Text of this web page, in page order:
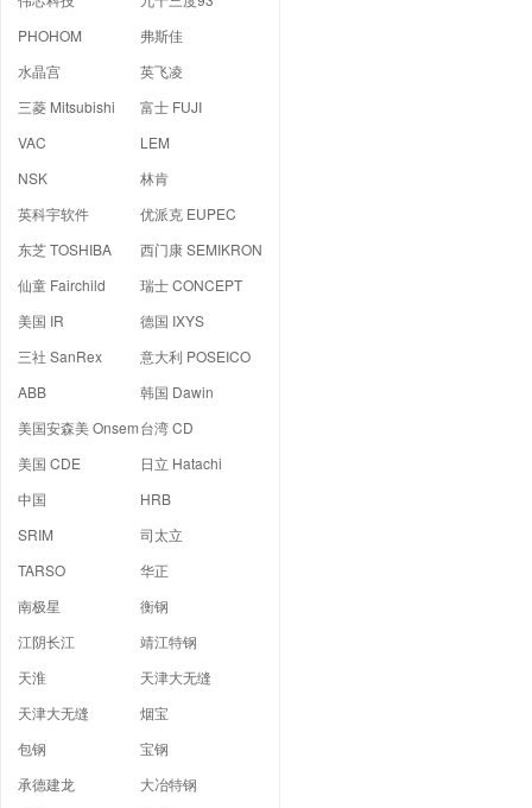
PHOHOM
弗斯佳
水晶宫
英飞凌
三菱 Mitsubishi
富士 FUJI
VAC
LEM
NSK
林肯
英科宇软件
优派克 EUPEC
东芝 TOSHIBA
西门康 SEMIKRON
仙童 Fairchild
瑞士 CONCEPT
美国 IR
德国 IXYS
三社 SanRex
意大利 POSEICO
ABB
韩国 Dawin
美国安森美 Onsem台湾 CD
美国 CDE
日立 Hatachi
中国
HRB
SRIM
司太立
TARSO
华正
南极星
衡钢
江阴长江
靖江特钢
天淮
天津大无缝
天津大无缝
烟宝
包钢
宝钢
承德建龙
大冶特钢